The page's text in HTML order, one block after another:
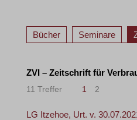
Bücher Seminare
ZVI – Zeitschrift für
11 Treffer 1 2
LG Itzehoe, Urt. v.